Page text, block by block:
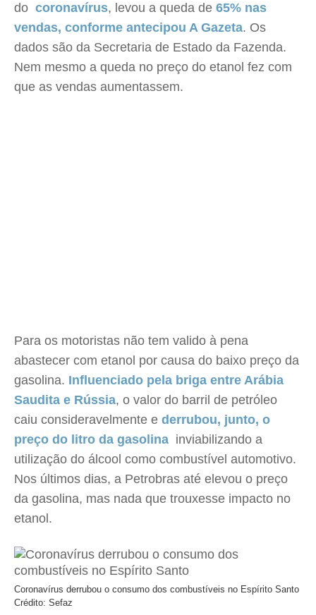
do coronavírus, levou a queda de 65% nas
vendas, conforme antecipou A Gazeta. Os
dados são da Secretaria de Estado da Fazenda.
Nem mesmo a queda no preço do etanol fez com
que as vendas aumentassem.
Para os motoristas não tem valido à pena
abastecer com etanol por causa do baixo preço da
gasolina. Influenciado pela briga entre Arábia
Saudita e Rússia, o valor do barril de petróleo
caiu consideravelmente e derrubou, junto, o
preço do litro da gasolina  inviabilizando a
utilização do álcool como combustível automotivo.
Nos últimos dias, a Petrobras até elevou o preço
da gasolina, mas nada que trouxesse impacto no
etanol.
Coronavírus derrubou o consumo dos combustíveis no Espírito Santo
Crédito: Sefaz